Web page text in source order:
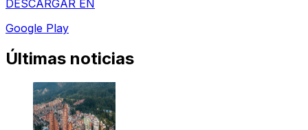
DESCARGAR EN
Google Play
Últimas noticias